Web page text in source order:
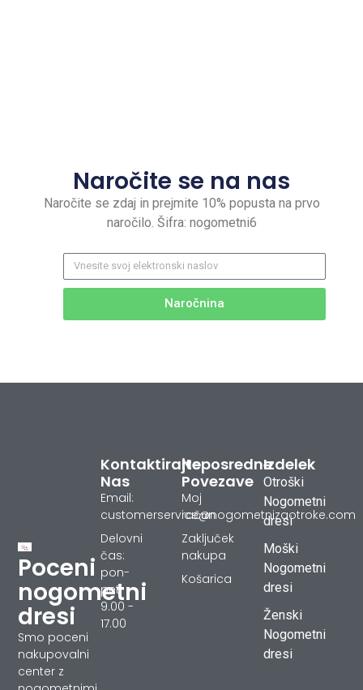
Naročite se na nas
Naročite se zdaj in prejmite 10% popusta na prvo
naročilo. Šifra: nogometni6
Naročnina
Poceni
nogometni
dresi
Smo poceni
nakupovalni
center z
Izdelek
Otroški
Nogometni
dresi
Moški
Nogometni
dresi
Ženski
Nogometni
dresi
Neposredne
Povezave
Moj
račun
Zaključek
nakupa
Košarica
Kontaktirajte
Nas
Email:
customerservice@nogometnizaotroke.com
Delovni
čas:
pon-
pet
9.00 -
17.00